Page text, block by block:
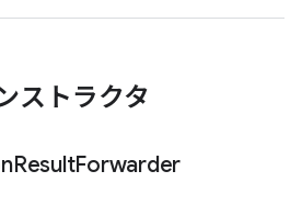
ストラクタ
ResultForwarder